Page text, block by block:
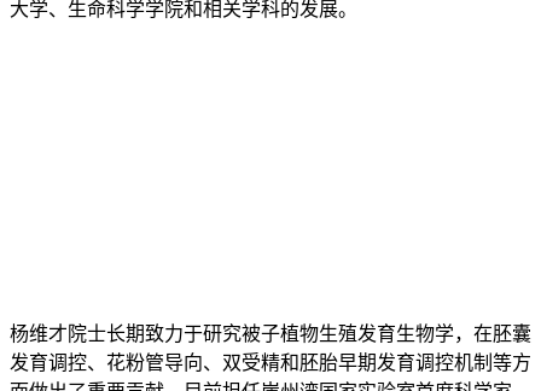
大学、生命科学学院和相关学科的发展。
杨维才院士长期致力于研究被子植物生殖发育生物学，在胚囊
发育调控、花粉管导向、双受精和胚胎早期发育调控机制等方